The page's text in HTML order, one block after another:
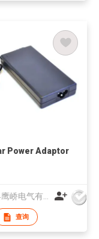
Power Adaptor
宁海县鹰峤电气有限公司
查询